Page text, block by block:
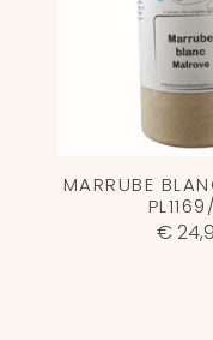
MARRUBE
€